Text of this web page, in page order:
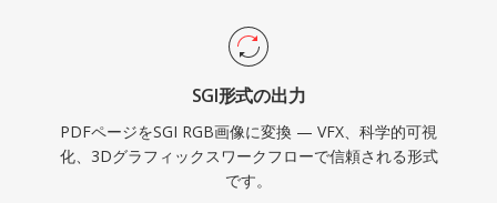
SGI形式の出力
PDFページをSGI RGB画像に変換 — VFX、科学的可視
化、3Dグラフィックスワークフローで信頼される形式
です。